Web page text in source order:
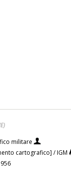
militare
cartografico] / IGM